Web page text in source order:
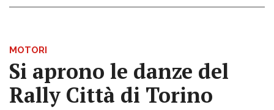
MOTORI
Si aprono le danze del
Rally Città di Torino